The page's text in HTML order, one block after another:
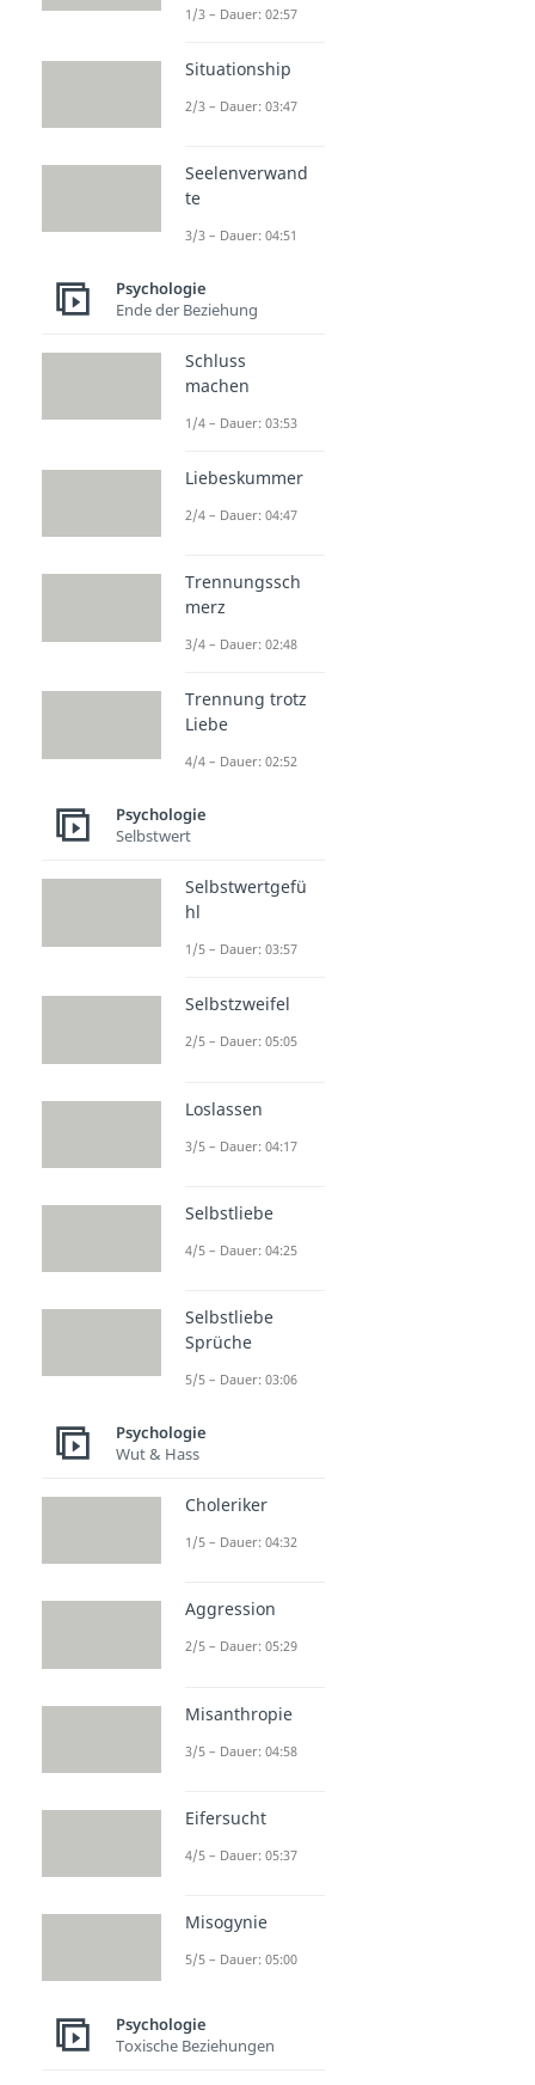
1/3 – Dauer: 02:57
Situationship
2/3 – Dauer: 03:47
Seelenverwand
te
3/3 – Dauer: 04:51
Psychologie
Ende der Beziehung
Schluss
machen
1/4 – Dauer: 03:53
Liebeskummer
2/4 – Dauer: 04:47
Trennungssch
merz
3/4 – Dauer: 02:48
Trennung trotz
Liebe
4/4 – Dauer: 02:52
Psychologie
Selbstwert
Selbstwertgefü
hl
1/5 – Dauer: 03:57
Selbstzweifel
2/5 – Dauer: 05:05
Loslassen
3/5 – Dauer: 04:17
Selbstliebe
4/5 – Dauer: 04:25
Selbstliebe
Sprüche
5/5 – Dauer: 03:06
Psychologie
Wut & Hass
Choleriker
1/5 – Dauer: 04:32
Aggression
2/5 – Dauer: 05:29
Misanthropie
3/5 – Dauer: 04:58
Eifersucht
4/5 – Dauer: 05:37
Misogynie
5/5 – Dauer: 05:00
Psychologie
Toxische Beziehungen